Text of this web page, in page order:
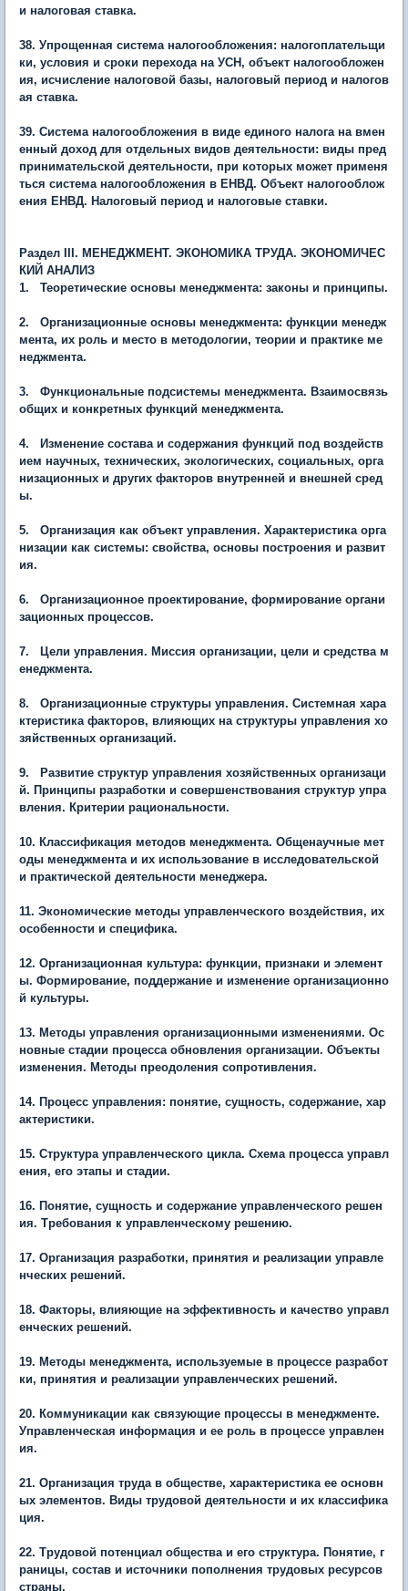
и налоговая ставка.
38. Упрощенная система налогообложения: налогоплательщи
ки, условия и сроки перехода на УСН, объект налогообложен
ия, исчисление налоговой базы, налоговый период и налогов
ая ставка.
39. Система налогообложения в виде единого налога на вмен
енный доход для отдельных видов деятельности: виды пред
принимательской деятельности, при которых может применя
ться система налогообложения в ЕНВД. Объект налогооблож
ения ЕНВД. Налоговый период и налоговые ставки.
Раздел
III. МЕНЕДЖМЕНТ. ЭКОНОМИКА ТРУДА. ЭКОНОМИЧЕС
КИЙ АНАЛИЗ
1. Теоретические основы менеджмента: законы и принципы.
2. Организационные основы менеджмента: функции менедж
мента, их роль и место в методологии, теории и практике ме
неджмента.
3. Функциональные подсистемы менеджмента. Взаимосвязь
общих и конкретных функций менеджмента.
4. Изменение состава и содержания функций под воздейств
ием научных, технических, экологических, социальных, орга
низационных и других факторов внутренней и внешней сред
ы.
5. Организация как объект управления. Характеристика орга
низации как системы: свойства, основы построения и развит
ия.
6. Организационное проектирование, формирование органи
зационных процессов.
7. Цели управления. Миссия организации, цели и средства м
енеджмента.
8. Организационные структуры управления. Системная хара
ктеристика факторов, влияющих на структуры управления хо
зяйственных организаций.
9. Развитие структур управления хозяйственных организаци
й. Принципы разработки и совершенствования структур упра
вления. Критерии рациональности.
10. Классификация методов менеджмента. Общенаучные мет
оды менеджмента и их использование в исследовательской
и практической деятельности менеджера.
11. Экономические методы управленческого воздействия, их
особенности и специфика.
12. Организационная культура: функции, признаки и элемент
ы. Формирование, поддержание и изменение организационно
й культуры.
13. Методы управления организационными изменениями. Ос
новные стадии процесса обновления организации. Объекты
изменения. Методы преодоления сопротивления.
14. Процесс управления: понятие, сущность, содержание, хар
актеристики.
15. Структура управленческого цикла. Схема процесса управл
ения, его этапы и стадии.
16. Понятие, сущность и содержание управленческого решен
ия. Требования к управленческому решению.
17. Организация разработки, принятия и реализации управле
нческих решений.
18. Факторы, влияющие на эффективность и качество управл
енческих решений.
19. Методы менеджмента, используемые в процессе разработ
ки, принятия и реализации управленческих решений.
20. Коммуникации как связующие процессы в менеджменте.
Управленческая информация и ее роль в процессе управлен
ия.
21. Организация труда в обществе, характеристика ее основн
ых элементов. Виды трудовой деятельности и их классифика
ция.
22. Трудовой потенциал общества и его структура. Понятие, г
раницы, состав и источники пополнения трудовых ресурсов
страны.